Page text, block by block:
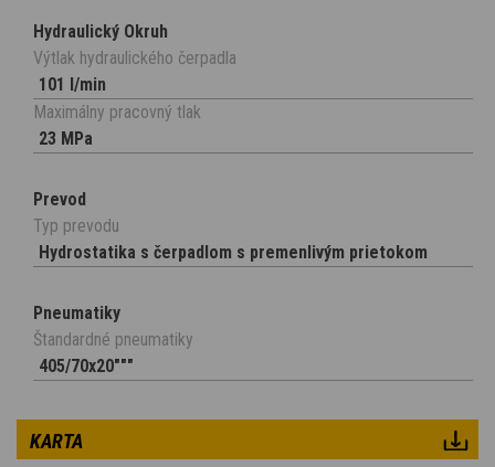
Hydraulický Okruh
Výtlak hydraulického čerpadla
101 l/min
Maximálny pracovný tlak
23 MPa
Prevod
Typ prevodu
Hydrostatika s čerpadlom s premenlivým prietokom
Pneumatiky
Štandardné pneumatiky
405/70x20"""
KARTA